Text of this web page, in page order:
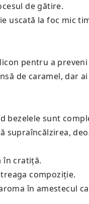
de gătire.
la foc mic
pentru a
de caramel, dar
bezelele sunt
în cratiță.
compoziție.
în amestecul